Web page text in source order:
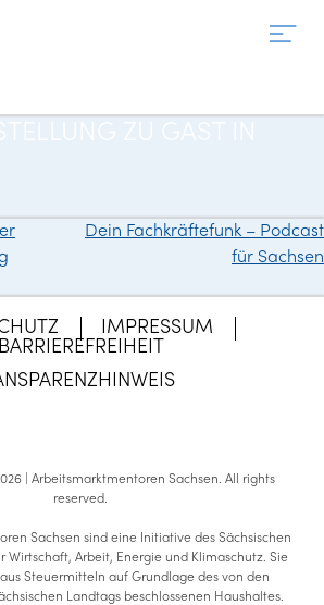
Dein Fachkräftefunk – Podcast
für Sachsen
IMPRESSUM
BARRIEREFREIHEIT
| Arbeitsmarktmentoren Sachsen. All rights
reserved.
Sachsen sind eine Initiative des Sächsischen
Wirtschaft, Arbeit, Energie und Klimaschutz. Sie
Steuermitteln auf Grundlage des von den
Landtags beschlossenen Haushaltes.